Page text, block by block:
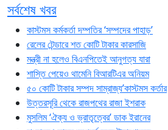
সর্বশেষ খবর
কাস্টমস কর্মকর্তা দম্পতির ‘সম্পদের পাহাড়’
রেলের টেন্ডারে শত কোটি টাকার কারসাজি
মন্ত্রী না হলেও বিএনপিতেই আনুগত্য যারা
শাস্তি পেয়েও থামেনি বিআরটিএর অনিয়ম
৫০ কোটি টাকার সম্পদ সাম্রাজ্য’কাস্টমস কর্তার
উত্তরসূরি থেকে রাজপথের রাজা ইশরাক
মুসলিম ‘ঐক্য ও ভ্রাতৃত্বের’ ডাক ইরানের